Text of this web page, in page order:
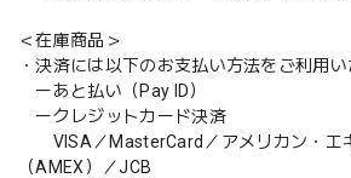
＜在庫商品＞
・決済には以下のお支払い方法をご利用い
ーあと払い（Pay ID）
ークレジットカード決済
VISA／MasterCard／アメリカン・エ
（AMEX）／JCB